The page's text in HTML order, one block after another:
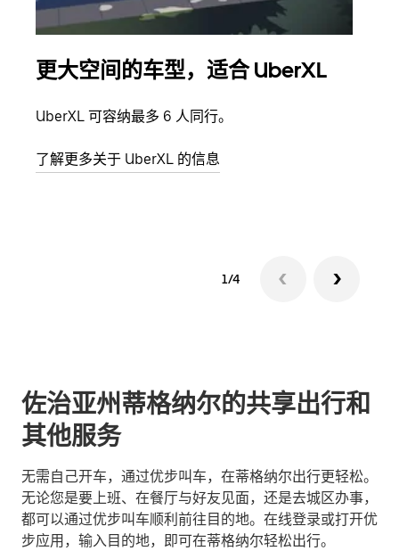
更大空间的车型，适合 UberXL
UberXL 可容纳最多 6 人同行。
了解更多关于 UberXL 的信息
1/4
佐治亚州蒂格纳尔的共享出行和
其他服务
无需自己开车，通过优步叫车，在蒂格纳尔出行更轻松。
无论您是要上班、在餐厅与好友见面，还是去城区办事，
都可以通过优步叫车顺利前往目的地。在线登录或打开优
步应用，输入目的地，即可在蒂格纳尔轻松出行。